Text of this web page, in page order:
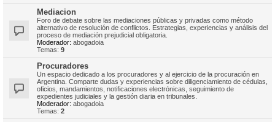
Mediacion
Foro de debate sobre las mediaciones públicas y privadas como método
alternativo de resolución de conflictos. Estrategias, experiencias y análisis del
proceso de mediación prejudicial obligatoria.
Moderador: abogadoia
Temas: 9
Procuradores
Un espacio dedicado a los procuradores y al ejercicio de la procuración en
Argentina. Comparte dudas y experiencias sobre diligenciamiento de cédulas,
oficios, mandamientos, notificaciones electrónicas, seguimiento de
expedientes judiciales y la gestión diaria en tribunales.
Moderador: abogadoia
Temas: 2